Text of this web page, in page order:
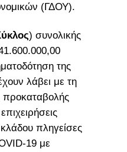
(ΓΔΟΥ).
) συνολικής
της
λάβει με τη
προκαταβολής
πληγείσες
19 με